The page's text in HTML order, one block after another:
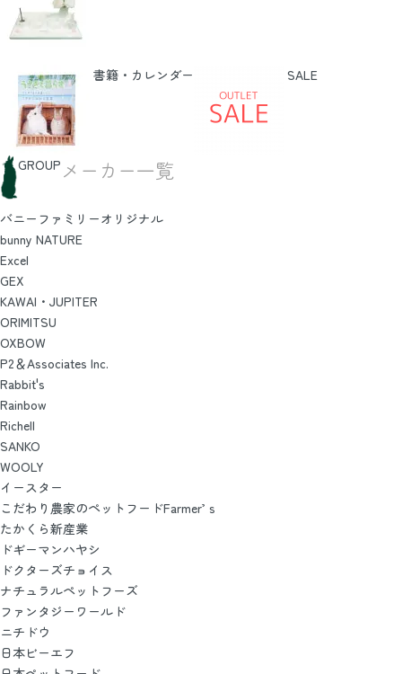
書籍・カレンダー SALE
GROUP メーカー一覧
バニーファミリーオリジナル
bunny NATURE
Excel
GEX
KAWAI・JUPITER
ORIMITSU
OXBOW
P2＆Associates Inc.
Rabbit's
Rainbow
Richell
SANKO
WOOLY
イースター
こだわり農家のペットフードFarmer’ｓ
たかくら新産業
ドギーマンハヤシ
ドクターズチョイス
ナチュラルペットフーズ
ファンタジーワールド
ニチドウ
日本ビーエフ